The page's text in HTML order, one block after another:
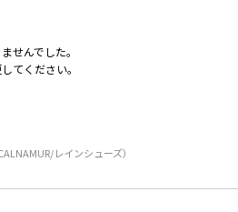
せんでした。
てください。
レインシューズ）